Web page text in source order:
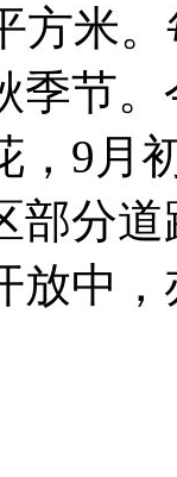
方米
季节
，9月
部分
放中